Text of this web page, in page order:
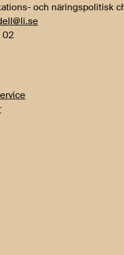
och näringspolitisk
02